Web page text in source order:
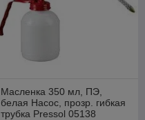
Масленка 350 мл, ПЭ,
белая Насос, прозр. гибкая
трубка Pressol 05138